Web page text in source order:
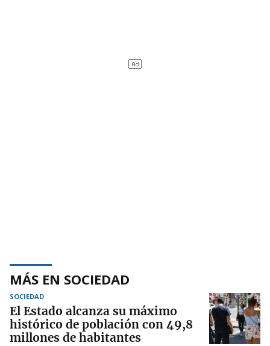
MÁS EN SOCIEDAD
SOCIEDAD
El Estado alcanza su máximo
histórico de población con 49,8
millones de habitantes